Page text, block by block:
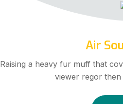
Air
Raising a heavy fur muff that
viewer regor